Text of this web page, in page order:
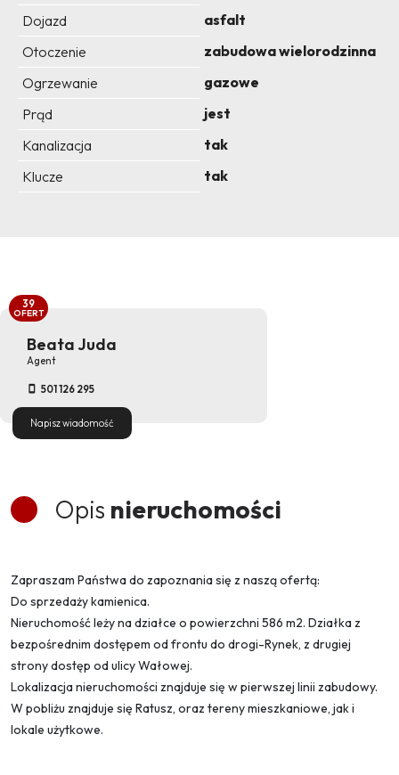
Dojazd
asfalt
Otoczenie
zabudowa wielorodzinna
Ogrzewanie
gazowe
Prąd
jest
Kanalizacja
tak
Klucze
tak
Beata Juda
Agent
501 126 295
Napisz wiadomość
39
OFERT
Opis nieruchomości
Zapraszam Państwa do zapoznania się z naszą ofertą:
Do sprzedaży kamienica.
Nieruchomość leży na działce o powierzchni 586 m2. Działka z
bezpośrednim dostępem od frontu do drogi-Rynek, z drugiej
strony dostęp od ulicy Wałowej.
Lokalizacja nieruchomości znajduje się w pierwszej linii zabudowy.
W pobliżu znajduje się Ratusz, oraz tereny mieszkaniowe, jak i
lokale użytkowe.